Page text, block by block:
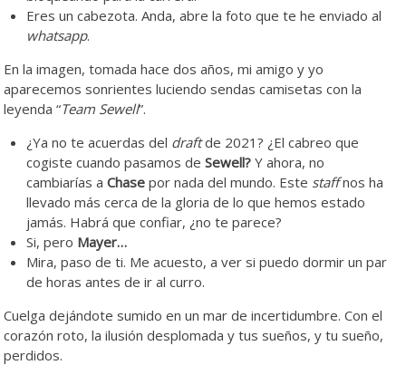
Eres un cabezota. Anda, abre la foto que te he enviado al
whatsapp.
En la imagen, tomada hace dos años, mi amigo y yo
aparecemos sonrientes luciendo sendas camisetas con la
leyenda “Team Sewell”.
¿Ya no te acuerdas del draftde 2021? ¿El cabreo que
cogiste cuando pasamos deSewell? Y ahora, no
cambiarías aChase por nada del mundo. Este staffnos ha
llevado más cerca de la gloria de lo que hemos estado
jamás. Habrá que confiar, ¿no te parece?
Si, pero Mayer…
Mira, paso de ti. Me acuesto, a ver si puedo dormir un par
de horas antes de ir al curro.
Cuelga dejándote sumido en un mar de incertidumbre. Con el
corazón roto, la ilusión desplomada y tus sueños, y tu sueño,
perdidos.